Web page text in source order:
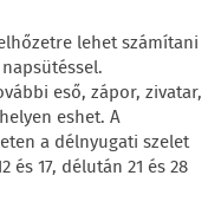
lehet számítani
eső, zápor, zivatar,
eshet. A
a délnyugati szelet
17, délután 21 és 28